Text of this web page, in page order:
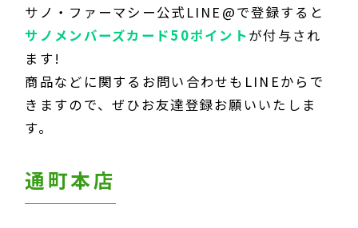
サノ・ファーマシー公式LINE@で登録すると
サノメンバーズカード50ポイントが付与され
ます!
商品などに関するお問い合わせもLINEからで
きますので、ぜひお友達登録お願いいたしま
す。
通町本店